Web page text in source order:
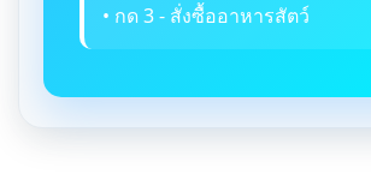
• กด 3 - สั่งซื้ออาหารสัตว์